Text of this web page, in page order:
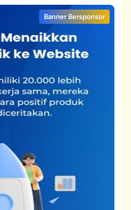
Banner Bersponsor